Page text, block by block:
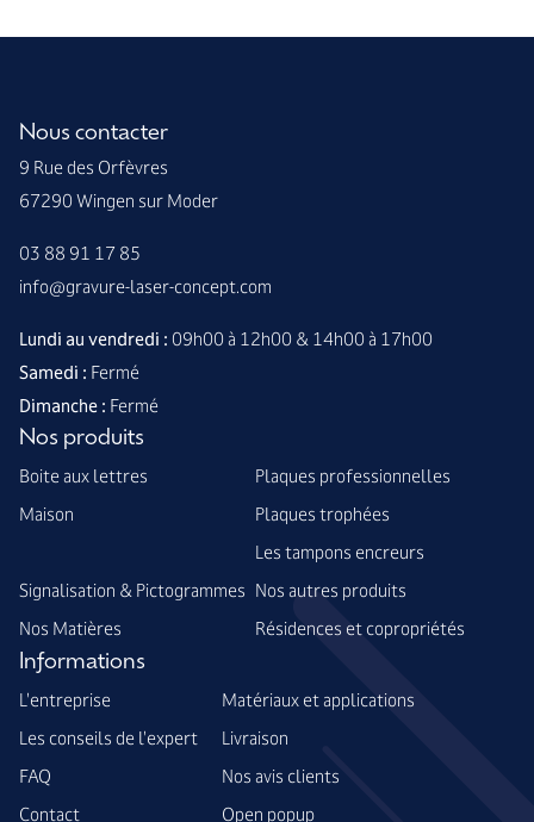
Nous contacter
9 Rue des Orfèvres
67290 Wingen sur Moder
03 88 91 17 85
info@gravure-laser-concept.com
Lundi au vendredi : 09h00 à 12h00 & 14h00 à 17h00
Samedi : Fermé
Dimanche : Fermé
Nos produits
Boite aux lettres
Plaques professionnelles
Maison
Plaques trophées
Les tampons encreurs
Signalisation & Pictogrammes Nos autres produits
Nos Matières
Résidences et copropriétés
Informations
L'entreprise
Matériaux et applications
Les conseils de l'expert
Livraison
FAQ
Nos avis clients
Contact
Open popup